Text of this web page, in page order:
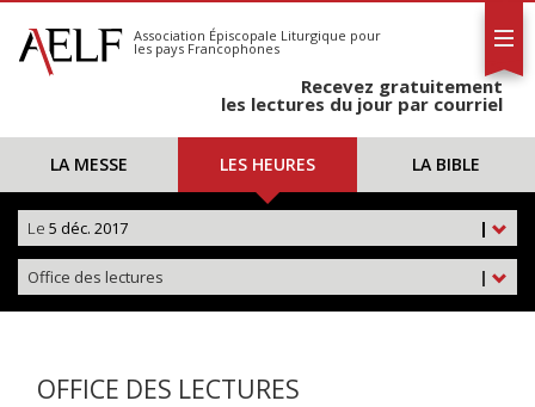
S'abonner
Calendrier
Association Épiscopale Liturgique pour
les pays Francophones
Recevez gratuitement
les lectures du jour par courriel
LA MESSE LES HEURES LA BIBLE
|
Le 5 déc. 2017
|
Office des lectures
OFFICE DES LECTURES